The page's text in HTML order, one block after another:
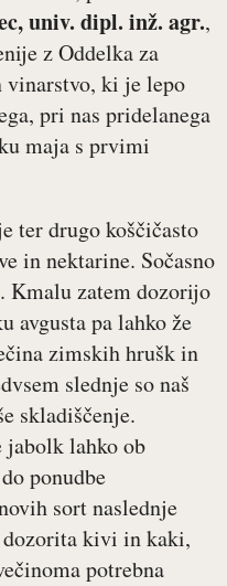
univ. dipl. inž. agr.,
z Oddelka za
vinarstvo, ki je lepo
pri nas pridelanega
maja s prvimi
ter drugo koščičasto
in nektarine. Sočasno
zatem dozorijo
avgusta pa lahko že
zimskih hrušk in
slednje so naš
skladiščenje.
jabolk lahko ob
ponudbe
sort naslednje
dozorita kivi in kaki,
potrebna